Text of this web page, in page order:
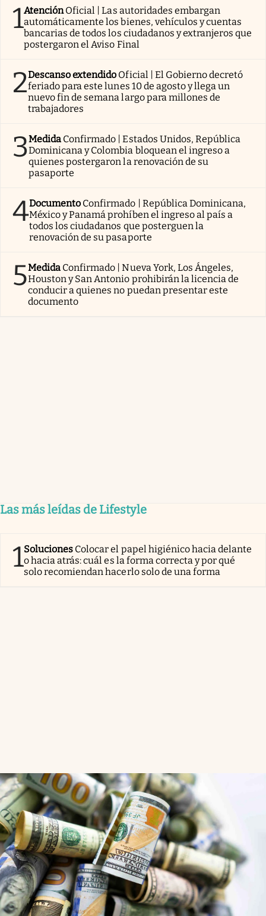
1AtenciónOficial | Las autoridades embargan
automáticamente los bienes, vehículos y cuentas
bancarias de todos los ciudadanos y extranjeros que
postergaron el Aviso Final
2Descanso extendido Oficial | El Gobierno decretó
feriado para este lunes 10 de agosto y llega un
nuevo fin de semana largo para millones de
trabajadores
3Medida Confirmado | Estados Unidos, República
Dominicana y Colombia bloquean el ingreso a
quienes postergaron la renovación de su
pasaporte
4Documento Confirmado | República Dominicana,
México y Panamá prohíben el ingreso al país a
todos los ciudadanos que posterguen la
renovación de su pasaporte
5Medida Confirmado | Nueva York, Los Ángeles,
Houston y San Antonio prohibirán la licencia de
conducir a quienes no puedan presentar este
documento
Las más leídas de Lifestyle
1Soluciones Colocar el papel higiénico hacia delante
o hacia atrás: cuál es la forma correcta y por qué
solo recomiendan hacerlo solo de una forma